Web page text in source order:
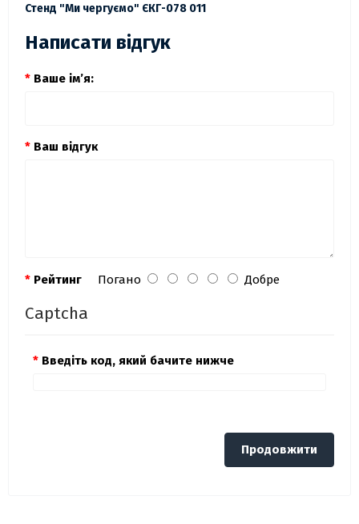
Стенд "Ми чергуємо" ЄКГ-078 011
Написати відгук
Ваше ім’я:
Ваш відгук
Рейтинг Погано Добре
Captcha
Введіть код, який бачите нижче
Продовжити